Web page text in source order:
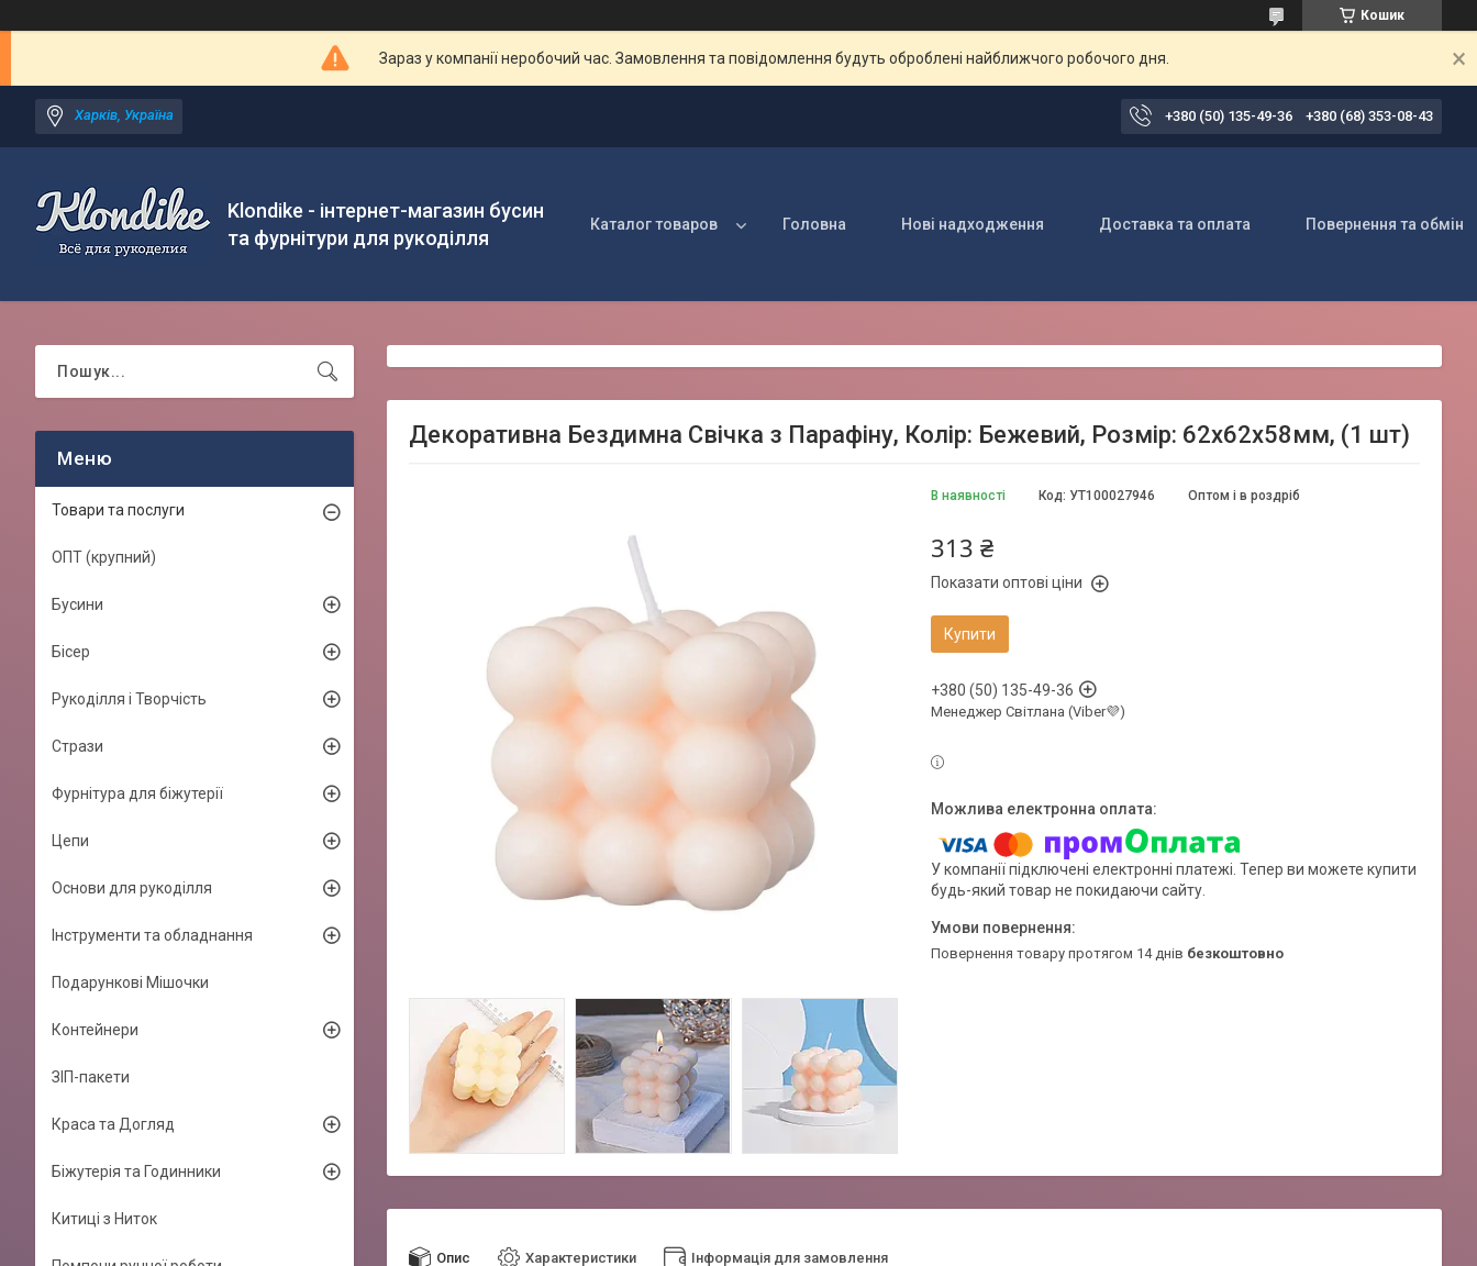
Кошик
Зараз у компанії неробочий час. Замовлення та повідомлення будуть оброблені найближчого робочого дня.
Харків, Україна +380 (50) 135-49-36 +380 (68) 353-08-43
Klondike - інтернет-магазин бусин
та фурнітури для рукоділля
Каталог товаров Головна Нові надходження Доставка та оплата Повернення та обмін
Декоративна Бездимна Свічка з Парафіну, Колір: Бежевий, Розмір: 62х62х58мм, (1 шт)
В наявності Оптом і в роздріб
Код: УТ100027946
313 ₴
Показати оптові ціни
Купити
+380 (50) 135-49-36
Менеджер Світлана (Viber💜)
У компанії підключені електронні платежі. Тепер ви можете купити
будь-який товар не покидаючи сайту.
повернення товару протягом 14 днів безкоштовно
Опис Характеристики Інформація для замовлення
Товари та послуги
ОПТ (крупний)
Бусини
Бісер
Рукоділля і Творчість
Стрази
Фурнітура для біжутерії
Цепи
Основи для рукоділля
Інструменти та обладнання
Подарункові Мішочки
Контейнери
ЗІП-пакети
Краса та Догляд
Біжутерія та Годинники
Китиці з Ниток